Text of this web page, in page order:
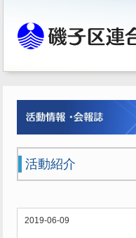
活動紹介
2019-06-09